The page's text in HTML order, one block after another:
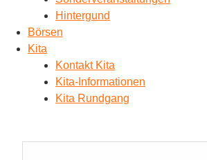
Hintergund
Börsen
Kita
Kontakt Kita
Kita-Informationen
Kita Rundgang